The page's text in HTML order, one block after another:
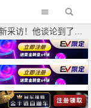
论到了扑克的未来以及……